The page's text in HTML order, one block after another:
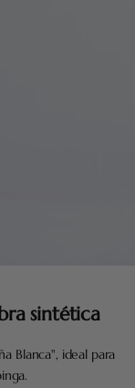
sintética
Blanca", ideal para